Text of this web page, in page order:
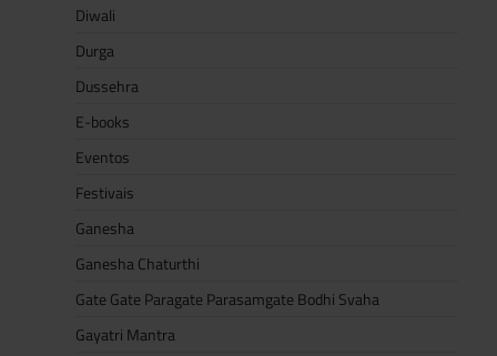
Diwali
Durga
Dussehra
E-books
Eventos
Festivais
Ganesha
Ganesha Chaturthi
Gate Gate Paragate Parasamgate Bodhi Svaha
Gayatri Mantra